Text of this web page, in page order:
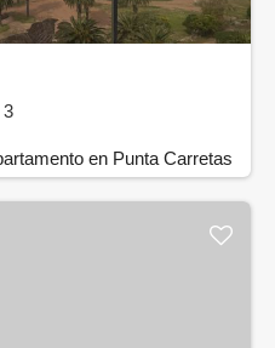
3
en Punta Carretas